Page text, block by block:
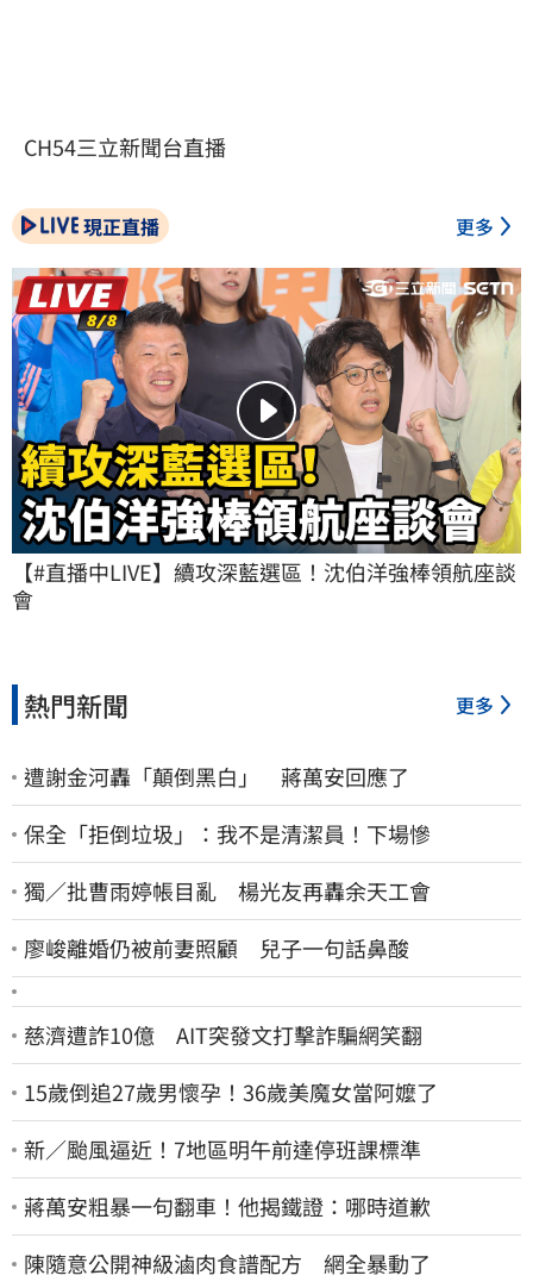
CH54三立新聞台直播
現正直播 更多
【#直播中LIVE】續攻深藍選區！沈伯洋強棒領航座談
會
熱門新聞 更多
遭謝金河轟「顛倒黑白」 蔣萬安回應了
保全「拒倒垃圾」：我不是清潔員！下場慘
獨／批曹雨婷帳目亂 楊光友再轟余天工會
廖峻離婚仍被前妻照顧 兒子一句話鼻酸
慈濟遭詐10億 AIT突發文打擊詐騙網笑翻
15歲倒追27歲男懷孕！36歲美魔女當阿嬤了
新／颱風逼近！7地區明午前達停班課標準
蔣萬安粗暴一句翻車！他揭鐵證：哪時道歉
陳隨意公開神級滷肉食譜配方 網全暴動了